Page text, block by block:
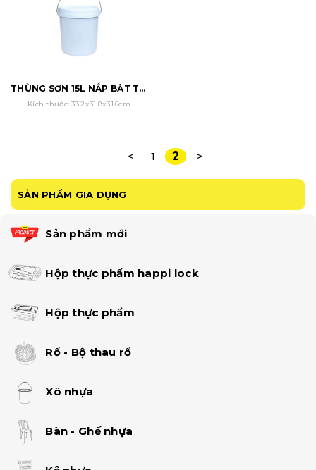
SẢN PHẨM GIA DỤNG
Sản phẩm mới
Hộp thực phẩm happi lock
Hộp thực phẩm
Rổ - Bộ thau rổ
Xô nhựa
Bàn - Ghế nhựa
THÙNG SƠN 15L NẮP BẬT TLT
Kích thước: 33.2x31.8x31.6cm
< 1 2 >